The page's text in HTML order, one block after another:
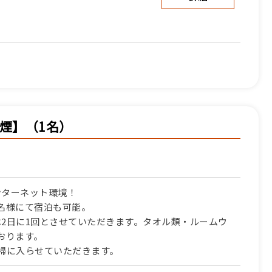
詳細
】（1名）
ーネット環境！
にて宿泊も可能。
に1回とさせていただきます。タオル類・ルームウ
ます。
入らせていただきます。